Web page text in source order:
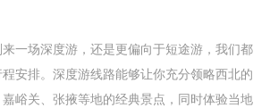
场深度游，还是更偏向于短途游，我们都
安排。深度游线路能够让你充分领略西北的
峪关、张掖等地的经典景点，同时体验当地